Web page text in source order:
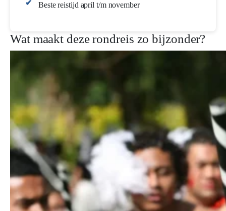
Beste reistijd april t/m november
Wat maakt deze rondreis zo bijzonder?